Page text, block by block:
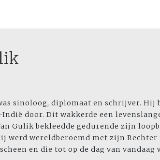
sinoloog, diplomaat en schrijver. Hij
door. Dit wakkerde een
Gulik bekleedde gedurende zijn
werd wereldberoemd met zijn Rechter
en die tot op de dag van